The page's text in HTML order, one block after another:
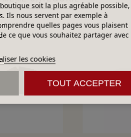
soit la plus agréable possible,
Ils nous servent par exemple à
quelles pages vous plaisent
ce que vous souhaitez partager avec
les cookies
TOUT ACCEPTER